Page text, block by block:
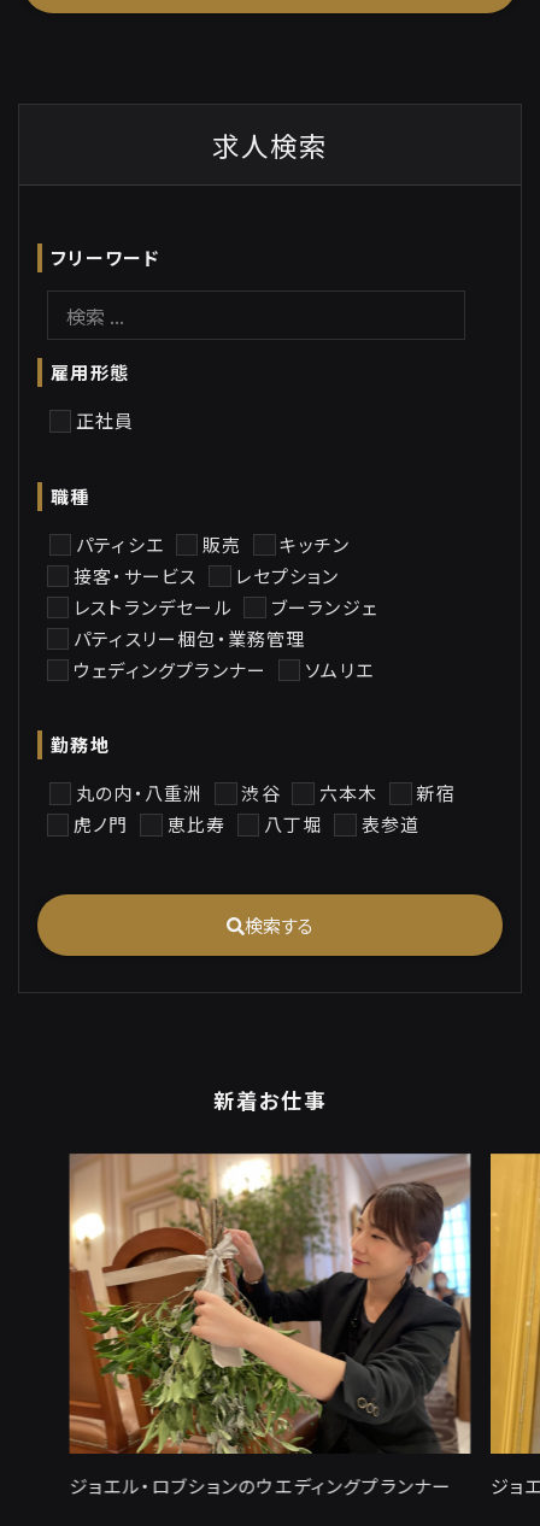
求人検索
フリーワード
雇用形態
正社員
職種
パティシエ
販売
キッチン
接客・サービス
レセプション
レストランデセール
ブーランジェ
パティスリー梱包・業務管理
ウェディングプランナー
ソムリエ
勤務地
丸の内・八重洲
渋谷 六本木
新宿
虎ノ門
恵比寿 八丁堀 表参道
検索する
新着お仕事
ジョエル・ロブションのウエディングプランナー ジョ